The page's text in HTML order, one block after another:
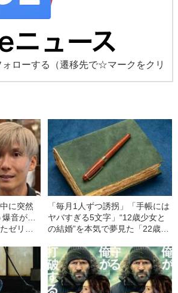
ローする
（遷移先で☆マークをクリ
に突然
爆音が…
ゼリー
ともプ
が視覚障
を明かす
「毎月1人ずつ誘拐」「手帳には
ヤバすぎる5文字」“12歳少女と
の結婚”を本気で夢見た「22歳男